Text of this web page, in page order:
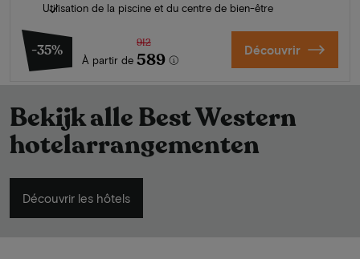
Utilisation de la piscine et du centre de bien-être
-35%
À partir de
912
589 Découvrir
Bekijk alle Best Western
hotelarrangementen
Découvrir les hôtels